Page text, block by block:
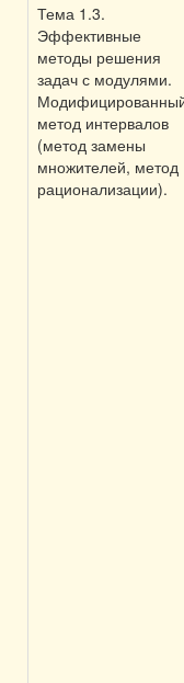
Тема 1.3.
Эффективные
методы решения
задач с модулями.
метод интервалов
(метод замены
множителей, метод
рационализации).